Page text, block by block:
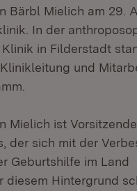
Bärbl Mielich am 29.
In der
in Filderstadt
und
Mielich ist
der sich mit der
Geburtshilfe im Land
diesem Hintergrund